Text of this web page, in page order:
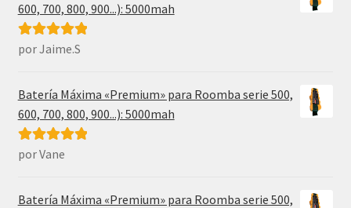
600, 700, 800, 900...): 5000mah
Valorado con
por Jaime.S
Batería Máxima «Premium» para Roomba serie 500,
600, 700, 800, 900...): 5000mah
Valorado con
por Vane
Batería Máxima «Premium» para Roomba serie 500,